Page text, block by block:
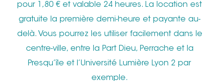
pour 1,80 € et valable 24 heures. La location est
gratuite la première demi-heure et payante au-
delà. Vous pourrez les utiliser facilement dans le
centre-ville, entre la Part Dieu, Perrache et la
Presqu’île et l’Université Lumière Lyon 2 par
exemple.